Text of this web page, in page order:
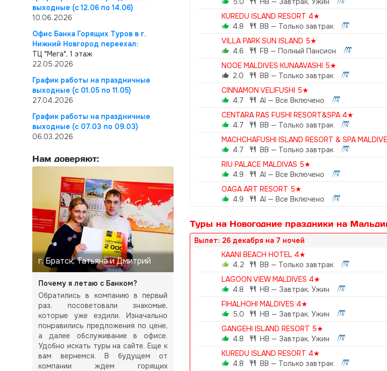
выходные (с 12.06 по 14.06)
10.06.2026
Офис Банка Горящих Туров в г.
Нижний Новгород переехал:
ТЦ "Мега", 1 этаж
22.05.2026
График работы на праздничные
выходные (с 01.05 по 11.05)
27.04.2026
График работы на праздничные
выходные (с 07.03 по 09.03)
06.03.2026
Нам доверяют:
г. Братск, Татьяна и Дмитрий
Почему я летаю с Банком?
Обратились в компанию в первый
раз, посоветовали знакомые,
которые уже ездили. Изначально
понравились предложения по цене,
а далее обслуживание в офисе.
Удобно искать туры на сайте. Еще к
вам вернемся. В будущем от
компании ждем горящих
KUREDU ISLAND RESORT 4★
4.8
BB — Только завтрак
VILLA PARK SUN ISLAND 5★
4.6
FB — Полный Пансион
NOOE MALDIVES KUNAAVASHI 5★
2.0
BB — Только завтрак
CINNAMON VELIFUSHI 5★
4.7
AI — Все Включено
CENTARA RAS FUSHI RESORT&SPA 4★
4.7
BB — Только завтрак
MACHCHAFUSHI ISLAND RESORT & SPA
4.7
BB — Только завтрак
RIU PALACE MALDIVAS 5★
4.9
AI — Все Включено
OAGA ART RESORT 5★
4.9
AI — Все Включено
Туры на Новогодние праздники на
Вылет: 26 декабря на 7 ночей
KAANI BEACH HOTEL 4★
4.2
BB — Только завтрак
LAGOON VIEW MALDIVES 4★
4.8
HB — Завтрак, Ужин
FIHALHOHI MALDIVES 4★
5.0
HB — Завтрак, Ужин
GANGEHI ISLAND RESORT 5★
4.8
HB — Завтрак, Ужин
KUREDU ISLAND RESORT 4★
4.8
BB — Только завтрак